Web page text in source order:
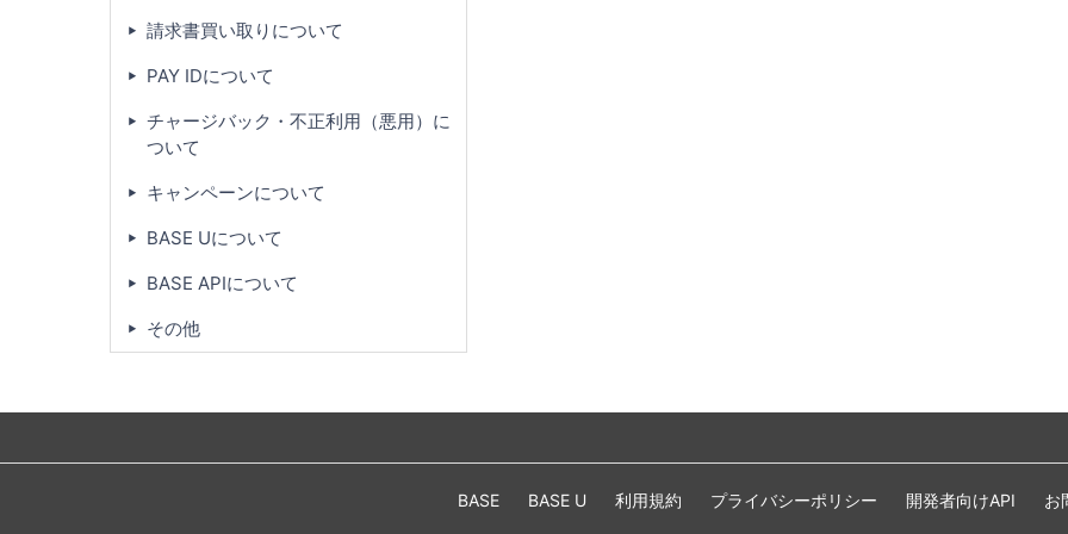
請求書買い取りについて
PAY IDについて
チャージバック・不正利用（悪用）に
ついて
キャンペーンについて
BASE Uについて
BASE APIについて
その他
BASE BASE U 利用規約 プライバシーポリシー 開発者向けAPI お